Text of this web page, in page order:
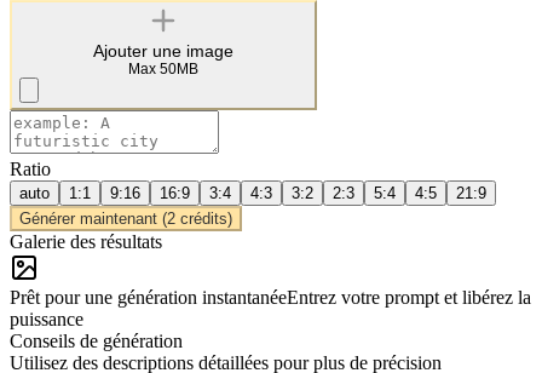
Ajouter une image
Max 50MB
Ratio
auto 1:1 9:16 16:9 3:4 4:3 3:2 2:3 5:4 4:5
21:9
Générer maintenant (2 crédits)
Galerie des résultats
Prêt pour une génération instantanéeEntrez votre prompt et libérez la
puissance
Conseils de génération
Utilisez des descriptions détaillées pour plus de précision